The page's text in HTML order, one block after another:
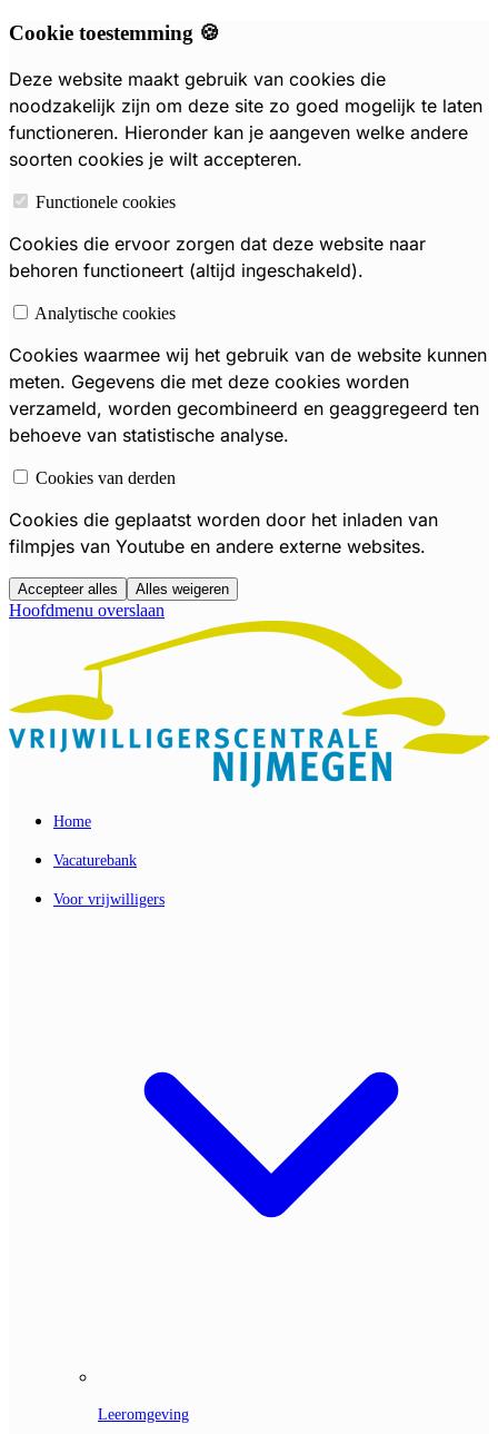
Cookie toestemming 🍪
Deze website maakt gebruik van cookies die
noodzakelijk zijn om deze site zo goed mogelijk te laten
functioneren. Hieronder kan je aangeven welke andere
soorten cookies je wilt accepteren.
Functionele cookies
Cookies die ervoor zorgen dat deze website naar
behoren functioneert (altijd ingeschakeld).
Analytische cookies
Cookies waarmee wij het gebruik van de website kunnen
meten. Gegevens die met deze cookies worden
verzameld, worden gecombineerd en geaggregeerd ten
behoeve van statistische analyse.
Cookies van derden
Cookies die geplaatst worden door het inladen van
filmpjes van Youtube en andere externe websites.
Accepteer alles Alles weigeren
Hoofdmenu overslaan
Home
Vacaturebank
Voor vrijwilligers
Leeromgeving